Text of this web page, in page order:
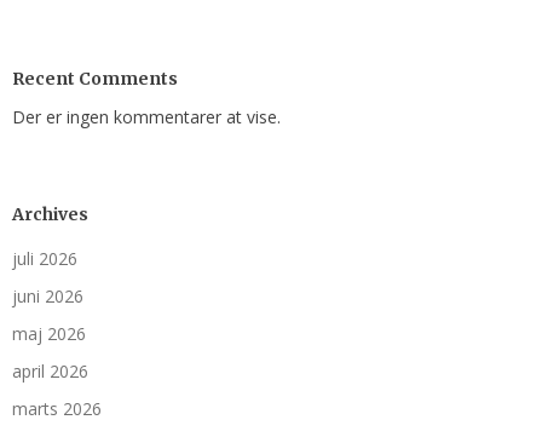
Recent Comments
Der er ingen kommentarer at vise.
Archives
juli 2026
juni 2026
maj 2026
april 2026
marts 2026